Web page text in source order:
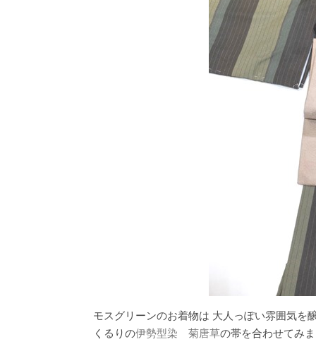
モスグリーンのお着物は 大人っぽい雰囲気を
くるりの伊勢型染 菊唐草の帯を合わせてみ